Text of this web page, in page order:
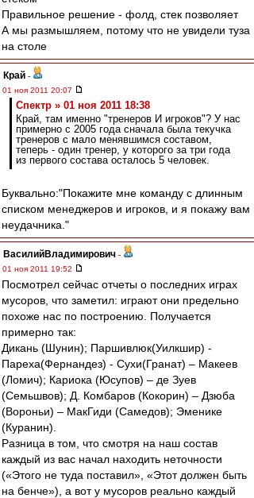
Правильное решение - фолд, стек позволяет
А мы размышляем, потому что не увидели туза
на столе
Край -
01 ноя 2011 20:07
Спектр » 01 ноя 2011 18:38
Край, там именно "тренеров И игроков"? У нас
примерно с 2005 года сначала была текучка
тренеров с мало менявшимся составом,
теперь - один тренер, у которого за три года
из первого состава осталось 5 человек.
Буквально:"Покажите мне команду с длинным
списком менеджеров и игроков, и я покажу вам
неудачника."
ВасилийВладимирович -
01 ноя 2011 19:52
Посмотрел сейчас отчеты о последних играх
мусоров, что заметил: играют они предельно
похоже нас по построению. Получается
примерно так:
Дикань (Шунин); Паршивлюк(Уилкшир) -
Пареха(Фернандез) - Сухи(Гранат) – Макеев
(Ломич); Кариока (Юсупов) – де Зуев
(Семьшвов); Д. Комбаров (Кокорин) – Дзюба
(Вороньи) – МакГиди (Самедов); Эменике
(Куранин).
Разница в том, что смотря на наш состав
каждый из вас начал находить неточности
(«Этого не туда поставил», «Этот должен быть
на бенче»), а вот у мусоров реально каждый